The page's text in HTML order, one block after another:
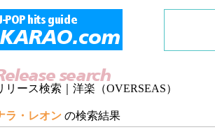
リース検索｜洋楽（OVERSEAS）
ラ・レオン の検索結果